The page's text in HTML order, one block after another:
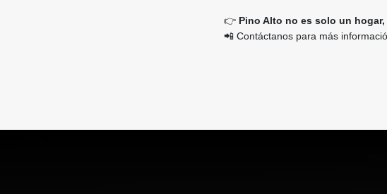
👉 Pino Alto no es solo un
📲 Contáctanos para más